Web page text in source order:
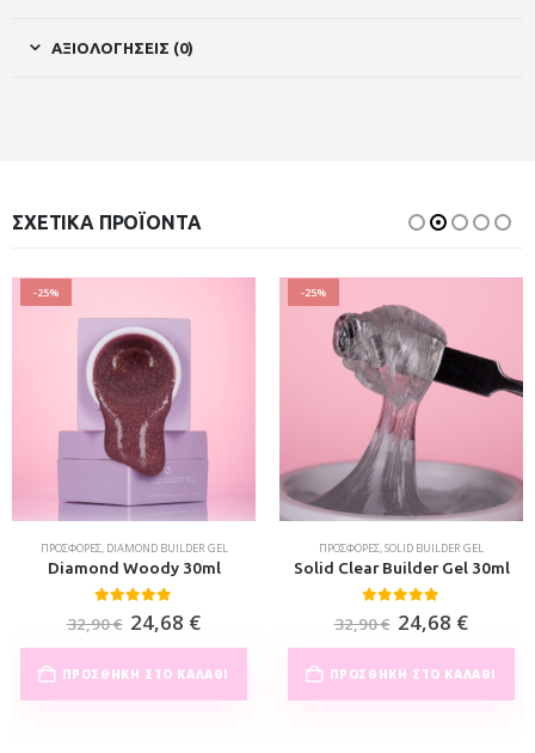
ΑΞΙΟΛΟΓΉΣΕΙΣ (0)
ΣΧΕΤΙΚΆ ΠΡΟΪΌΝΤΑ
-25%
ΠΡΟΣΦΟΡΈΣ, DIAMOND BUILDER GEL
Diamond Woody 30ml
out of 5
32,90€ 24,68 €
ΠΡΟΣΘΉΚΗ ΣΤΟ ΚΑΛΆΘΙ
-25%
ΠΡΟΣΦΟΡΈΣ,SOLID BUILDER GEL
Solid Clear Builder Gel 30ml
out of 5
32,90€ 24,68 €
ΠΡΟΣΘΉΚΗ ΣΤΟ ΚΑΛΆΘΙ